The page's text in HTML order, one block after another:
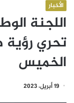
الأخبار
اللجنة
تحري
الخميس
19 أبريل، 2023